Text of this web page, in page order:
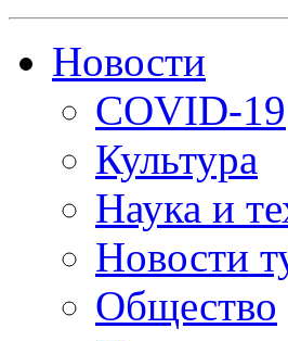
Новости
COVID-19
Культура
Наука и
Новости
Общество